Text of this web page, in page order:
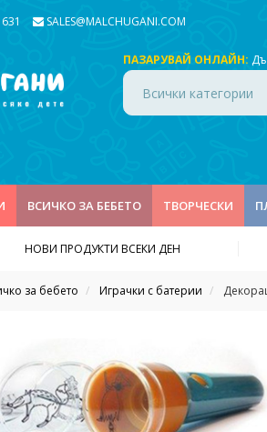
SALES@MALCHUGANI.COM
ПАЗАРУВАЙ ОНЛАЙН:
Всички категории
ВСИЧКО ЗА БЕБЕТО ТВОРЧЕСКИ
НОВИ ПРОДУКТИ ВСЕКИ ДЕН
за бебето Играчки с батерии